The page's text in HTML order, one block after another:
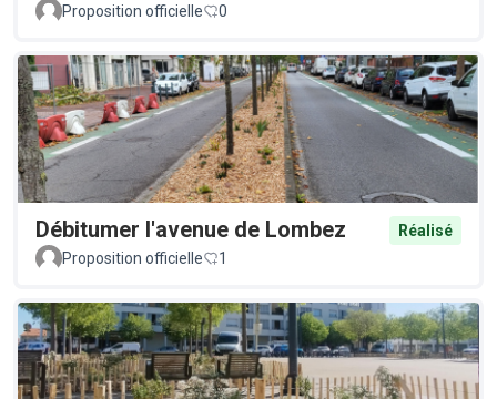
Proposition officielle 0
Débitumer l'avenue de Lombez
Réalisé
Proposition officielle
1